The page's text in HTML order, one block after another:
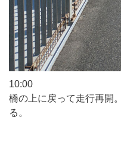
10:00
橋の上に戻って走行再開
る。